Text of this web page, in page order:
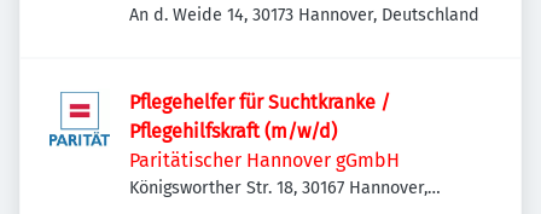
An d. Weide 14, 30173 Hannover, Deutschland
Pflegehelfer für Suchtkranke /
Pflegehilfskraft (m/w/d)
Paritätischer Hannover gGmbH
Königsworther Str. 18, 30167 Hannover,